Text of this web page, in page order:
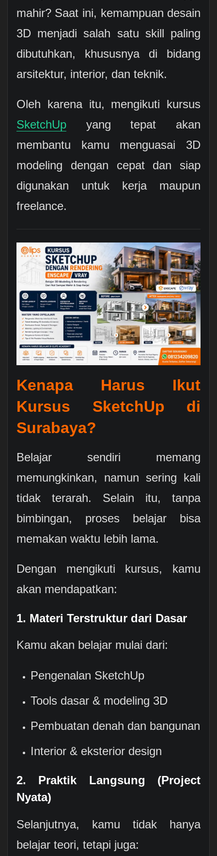
mahir? Saat ini, kemampuan desain
3D menjadi salah satu skill paling
dibutuhkan, khususnya di bidang
arsitektur, interior, dan teknik.
Oleh karena itu, mengikuti kursus
SketchUpyang tepat akan
membantu kamu menguasai 3D
modeling dengan cepat dan siap
digunakan untuk kerja maupun
freelance.
Kenapa Harus Ikut
Kursus SketchUp di
Surabaya?
Belajar sendiri memang
memungkinkan, namun sering kali
tidak terarah. Selain itu, tanpa
bimbingan, proses belajar bisa
memakan waktu lebih lama.
Dengan mengikuti kursus, kamu
akan mendapatkan:
1. Materi Terstruktur dari Dasar
Kamu akan belajar mulai dari:
Pengenalan SketchUp
Tools dasar & modeling 3D
Pembuatan denah dan bangunan
Interior & eksterior design
2. Praktik Langsung (Project
Nyata)
Selanjutnya, kamu tidak hanya
belajar teori, tetapi juga: